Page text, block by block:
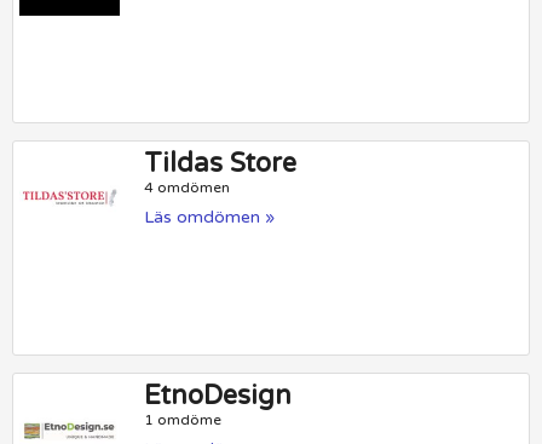
Tildas Store
4 omdömen
Läs omdömen »
EtnoDesign
1 omdöme